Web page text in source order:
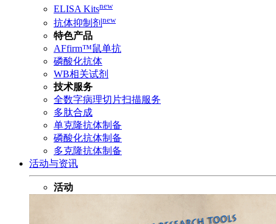
ELISA Kitsnew
抗体抑制剂 new
特色产品
AFfirm™鼠单抗
磷酸化抗体
WB相关试剂
技术服务
全数字病理切片扫描服务
多肽合成
单克隆抗体制备
磷酸化抗体制备
多克隆抗体制备
活动与资讯
活动